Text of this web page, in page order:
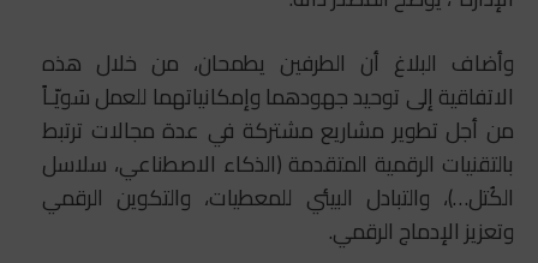
وأضاف البلاغ أن الطرفين يطمحان، من خلال هذه
الاتفاقية إلى توحيد جهودهما وإمكانياتهما للعمل سَويّـاً
من أجل تطوير مشاريع مشتركة في عدة مجالات ترتبط
بالتقنيات الرقمية المتقدمة (الذكاء الاصطناعي، سلاسل
الكُتل…)، والتبادل البيئي للمعطيات، والتكوين الرقمي
وتعزيز الإدماج الرقمي.